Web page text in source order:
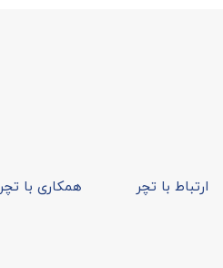
ارتباط با تچر همکاری با تچر